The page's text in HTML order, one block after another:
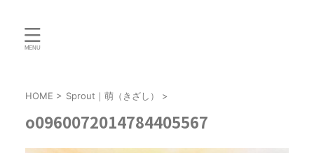
HOME > Sprout｜萌（きざし） >
o0960072014784405567